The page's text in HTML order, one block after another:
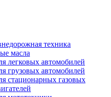
техника
масла
легковых автомобилей
грузовых автомобилей
стационарных газовых